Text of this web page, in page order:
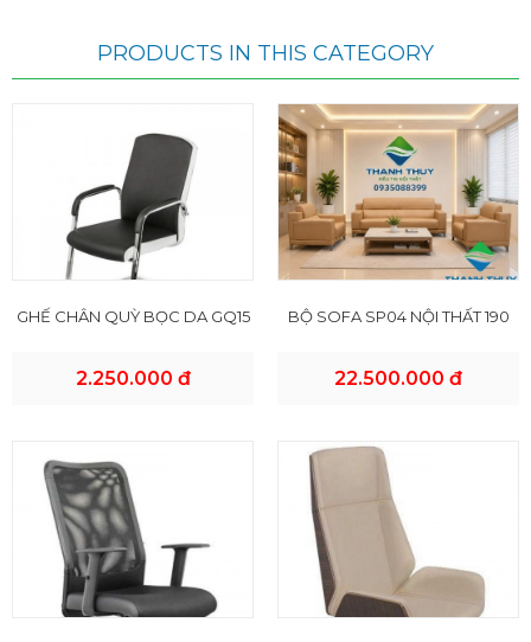
PRODUCTS IN THIS CATEGORY
GHẾ CHÂN QUỲ BỌC DA GQ15
2.250.000 đ
BỘ SOFA SP04 NỘI THẤT 190
22.500.000 đ